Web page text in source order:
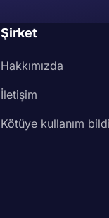
Şirket
Hakkımızda
İletişim
Kötüye kullanım